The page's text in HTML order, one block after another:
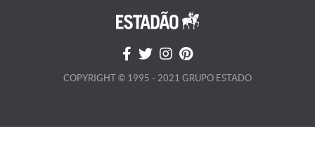
COPYRIGHT © 1995 - 2021 GRUPO ESTADO